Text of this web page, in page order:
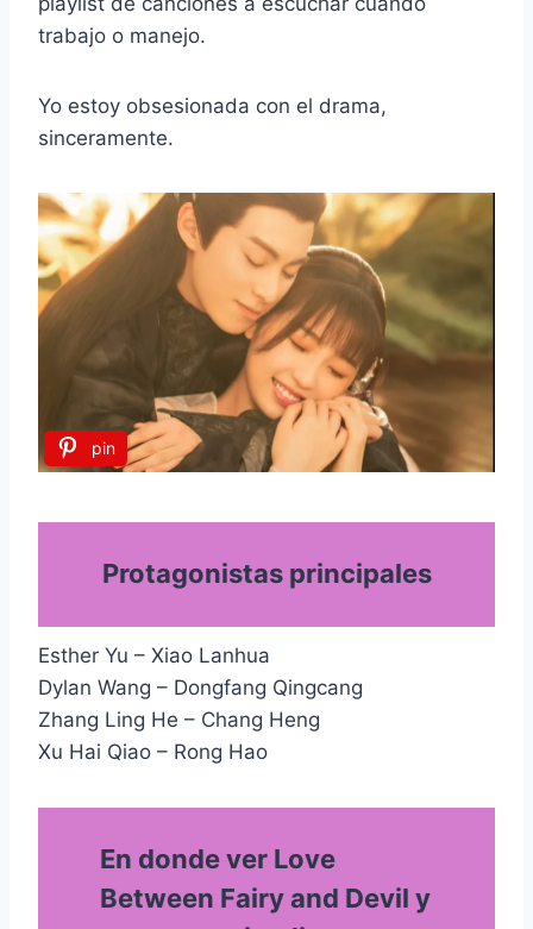
trabajo o manejo.
Yo estoy obsesionada con el drama,
sinceramente.
pin
Protagonistas principales
Esther Yu – Xiao Lanhua
Dylan Wang – Dongfang Qingcang
Zhang Ling He – Chang Heng
Xu Hai Qiao – Rong Hao
En donde ver Love
Between Fairy and Devil y